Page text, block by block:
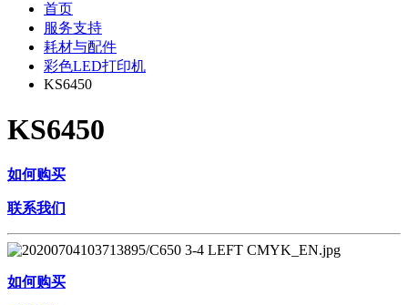
首页
服务支持
耗材与配件
彩色LED打印机
KS6450
KS6450
如何购买
联系我们
如何购买